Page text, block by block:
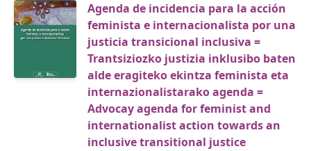
Agenda de incidencia para la acción
feminista e internacionalista por una
justicia transicional inclusiva =
Trantsiziozko justizia inklusibo baten
alde eragiteko ekintza feminista eta
internazionalistarako agenda =
Advocay agenda for feminist and
internationalist action towards an
inclusive transitional justice